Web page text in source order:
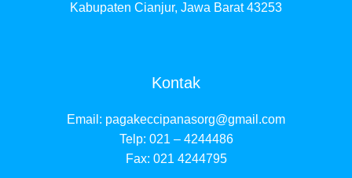
Kabupaten Cianjur, Jawa Barat 43253
Kontak
Email: pagakeccipanasorg@gmail.com
Telp: 021 – 4244486
Fax: 021 4244795